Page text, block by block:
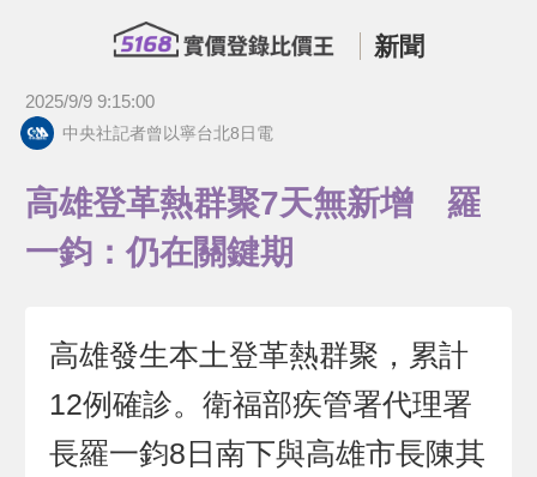
新聞
2025/9/9 9:15:00
中央社記者曾以寧台北8日電
高雄登革熱群聚7天無新增 羅
一鈞：仍在關鍵期
高雄發生本土登革熱群聚，累計
12例確診。衛福部疾管署代理署
長羅一鈞8日南下與高雄市長陳其